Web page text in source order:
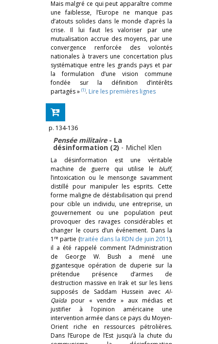
Mais malgré ce qui peut apparaître comme
une faiblesse, l’Europe ne manque pas
d’atouts solides dans le monde d’après la
crise. Il lui faut les valoriser par une
mutualisation accrue des moyens, par une
convergence renforcée des volontés
nationales à travers une concertation plus
systématique entre les grands pays et par
la formulation d’une vision commune
fondée sur la définition d’intérêts
partagés » (1). Lire les premières lignes
p. 134-136
Pensée militaire-­ La
désinformation (2) - Michel Klen
La désinformation est une véritable
machine de guerre qui utilise le bluff,
l’intoxication ou le mensonge savamment
distillé pour manipuler les esprits. Cette
forme maligne de déstabilisation qui prend
pour cible un individu, une entreprise, un
gouvernement ou une population peut
provoquer des ravages considérables et
changer le cours d’un événement. Dans la
1 re partie (traitée dans la RDN de juin 2011),
il a été rappelé comment l’Administration
de George W. Bush a mené une
gigantesque opération de duperie sur la
prétendue présence d’armes de
destruction massive en Irak et sur les liens
supposés de Saddam Hussein avecAl-
Qaïda pour « vendre » aux médias et
justifier à l’opinion américaine une
intervention armée dans ce pays du Moyen-
Orient riche en ressources pétrolières.
Dans l’Europe de l’Est jusqu’à la chute du